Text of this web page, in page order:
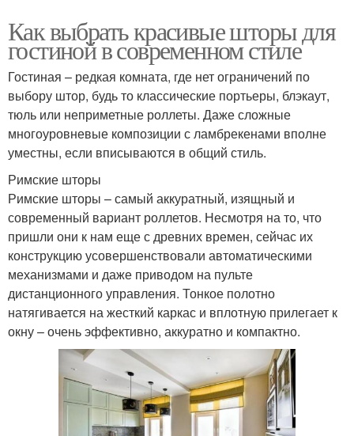
Как выбрать красивые шторы для
гостиной в современном стиле
Гостиная – редкая комната, где нет ограничений по
выбору штор, будь то классические портьеры, блэкаут,
тюль или неприметные роллеты. Даже сложные
многоуровневые композиции с ламбрекенами вполне
уместны, если вписываются в общий стиль.
Римские шторы
Римские шторы – самый аккуратный, изящный и
современный вариант роллетов. Несмотря на то, что
пришли они к нам еще с древних времен, сейчас их
конструкцию усовершенствовали автоматическими
механизмами и даже приводом на пульте
дистанционного управления. Тонкое полотно
натягивается на жесткий каркас и вплотную прилегает к
окну – очень эффективно, аккуратно и компактно.